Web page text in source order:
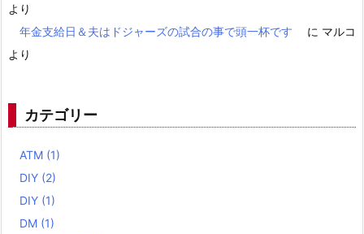
より
年金支給日＆夫はドジャーズの試合の事で頭一杯です
に マルコ
より
カテゴリー
ATM (1)
DIY (2)
DIY (1)
DM (1)